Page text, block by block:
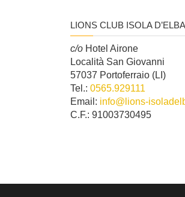
LIONS CLUB ISOLA D’ELBA
c/o Hotel Airone
Località San Giovanni
57037 Portoferraio (LI)
Tel.: 0565.929111
Email: info@lions-
C.F.: 91003730495